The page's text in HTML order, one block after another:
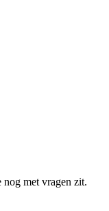
nog met vragen zit.